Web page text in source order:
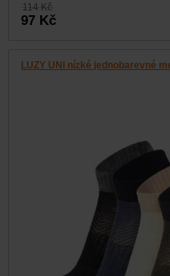
114 Kč
97 Kč
LUZY UNI nízké jednobarevné